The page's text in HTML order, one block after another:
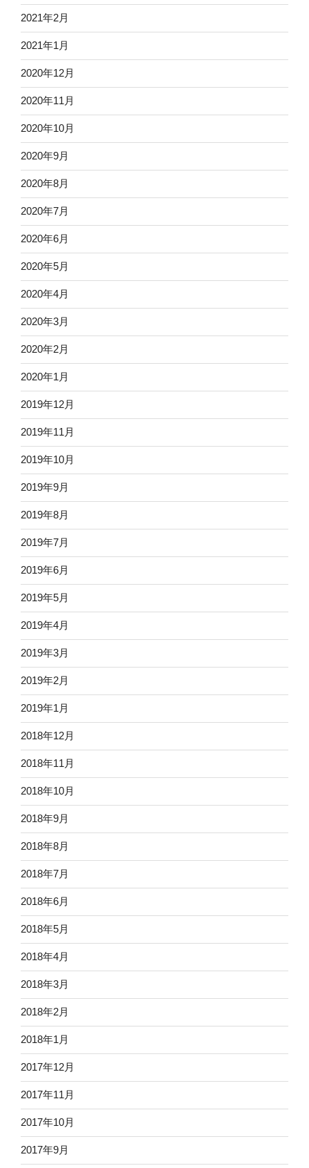
2021年2月
2021年1月
2020年12月
2020年11月
2020年10月
2020年9月
2020年8月
2020年7月
2020年6月
2020年5月
2020年4月
2020年3月
2020年2月
2020年1月
2019年12月
2019年11月
2019年10月
2019年9月
2019年8月
2019年7月
2019年6月
2019年5月
2019年4月
2019年3月
2019年2月
2019年1月
2018年12月
2018年11月
2018年10月
2018年9月
2018年8月
2018年7月
2018年6月
2018年5月
2018年4月
2018年3月
2018年2月
2018年1月
2017年12月
2017年11月
2017年10月
2017年9月